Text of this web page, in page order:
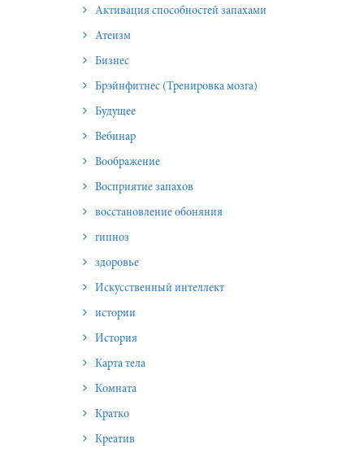
Активация способностей запахами
Атеизм
Бизнес
Брэйнфитнес (Тренировка мозга)
Будущее
Вебинар
Воображение
Восприятие запахов
восстановление обоняния
гипноз
здоровье
Искусственный интеллект
истории
История
Карта тела
Комната
Кратко
Креатив